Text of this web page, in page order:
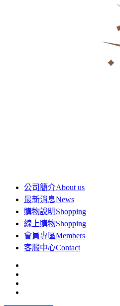
公司簡介About us
最新消息News
購物說明Shopping
線上購物Shopping
會員專區Members
客服中心Contact